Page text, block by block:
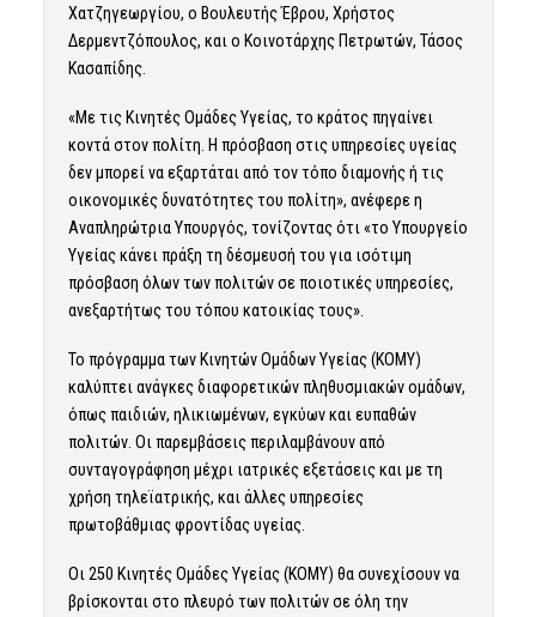
Χατζηγεωργίου, ο Βουλευτής Έβρου, Χρήστος
Δερμεντζόπουλος, και ο Κοινοτάρχης Πετρωτών, Τάσος
Κασαπίδης.
«Με τις Κινητές Ομάδες Υγείας, το κράτος πηγαίνει
κοντά στον πολίτη. Η πρόσβαση στις υπηρεσίες υγείας
δεν μπορεί να εξαρτάται από τον τόπο διαμονής ή τις
οικονομικές δυνατότητες του πολίτη», ανέφερε η
Αναπληρώτρια Υπουργός, τονίζοντας ότι «το Υπουργείο
Υγείας κάνει πράξη τη δέσμευσή του για ισότιμη
πρόσβαση όλων των πολιτών σε ποιοτικές υπηρεσίες,
ανεξαρτήτως του τόπου κατοικίας τους».
Το πρόγραμμα των Κινητών Ομάδων Υγείας (ΚΟΜΥ)
καλύπτει ανάγκες διαφορετικών πληθυσμιακών ομάδων,
όπως παιδιών, ηλικιωμένων, εγκύων και ευπαθών
πολιτών. Οι παρεμβάσεις περιλαμβάνουν από
συνταγογράφηση μέχρι ιατρικές εξετάσεις και με τη
χρήση τηλεϊατρικής, και άλλες υπηρεσίες
πρωτοβάθμιας φροντίδας υγείας.
Οι 250 Κινητές Ομάδες Υγείας (ΚΟΜΥ) θα συνεχίσουν να
βρίσκονται στο πλευρό των πολιτών σε όλη την